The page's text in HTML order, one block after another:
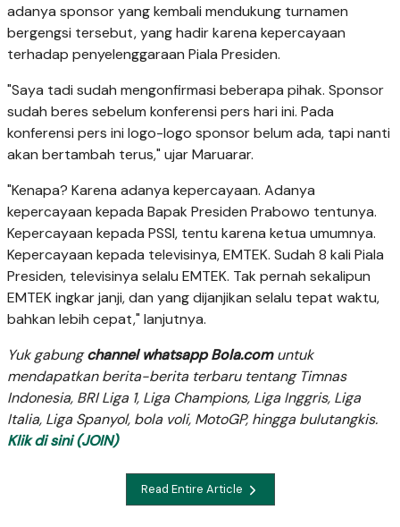
adanya sponsor yang kembali mendukung turnamen
bergengsi tersebut, yang hadir karena kepercayaan
terhadap penyelenggaraan Piala Presiden.
"Saya tadi sudah mengonfirmasi beberapa pihak. Sponsor
sudah beres sebelum konferensi pers hari ini. Pada
konferensi pers ini logo-logo sponsor belum ada, tapi nanti
akan bertambah terus," ujar Maruarar.
"Kenapa? Karena adanya kepercayaan. Adanya
kepercayaan kepada Bapak Presiden Prabowo tentunya.
Kepercayaan kepada PSSI, tentu karena ketua umumnya.
Kepercayaan kepada televisinya, EMTEK. Sudah 8 kali Piala
Presiden, televisinya selalu EMTEK. Tak pernah sekalipun
EMTEK ingkar janji, dan yang dijanjikan selalu tepat waktu,
bahkan lebih cepat," lanjutnya.
Yuk gabungchannel whatsapp Bola.comuntuk
mendapatkan berita-berita terbaru tentang Timnas
Indonesia, BRI Liga 1, Liga Champions, Liga Inggris, Liga
Italia, Liga Spanyol, bola voli, MotoGP, hingga bulutangkis.
Klik di sini (JOIN)
Read Entire Article